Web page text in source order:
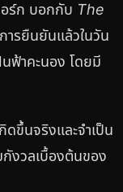
อร์ก บอกกับ The
การยืนยันแล้วในวัน
ฟ้าคะนอง โดยมี
ดขึ้นจริงและจำเป็น
งวลเบื้องต้นของ